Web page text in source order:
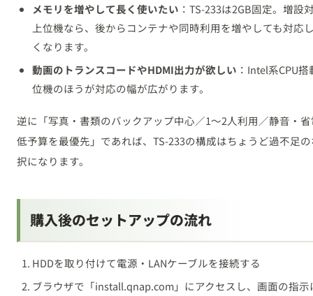
メモリを増やして長く使いたい ：TS-233は2GB固定。増設
上位機なら、後からコンテナや同時利用を増やしても対応
くなります。
動画のトランスコードやHDMI出力が欲しい ：Intel系CPU
位機のほうが対応の幅が広がります。
逆に「写真・書類のバックアップ中心／1〜2人利用／静音・
低予算を最優先」であれば、TS-233の構成はちょうど過不足
択になります。
購入後のセットアップの流れ
HDDを取り付けて電源・LANケーブルを接続する
ブラウザで「install.qnap.com」にアクセスし、画面の指示